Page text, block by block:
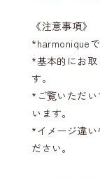
《注意事項》
*harmonique
*基本的にお取
す。
*ご覧いただ
います。
*イメージ違い
ださい。